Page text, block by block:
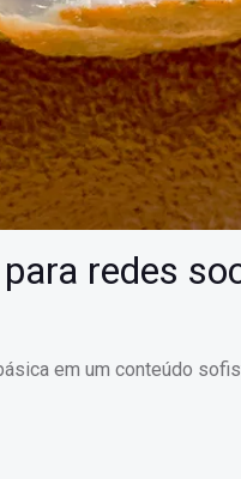
redes
em um conteúdo